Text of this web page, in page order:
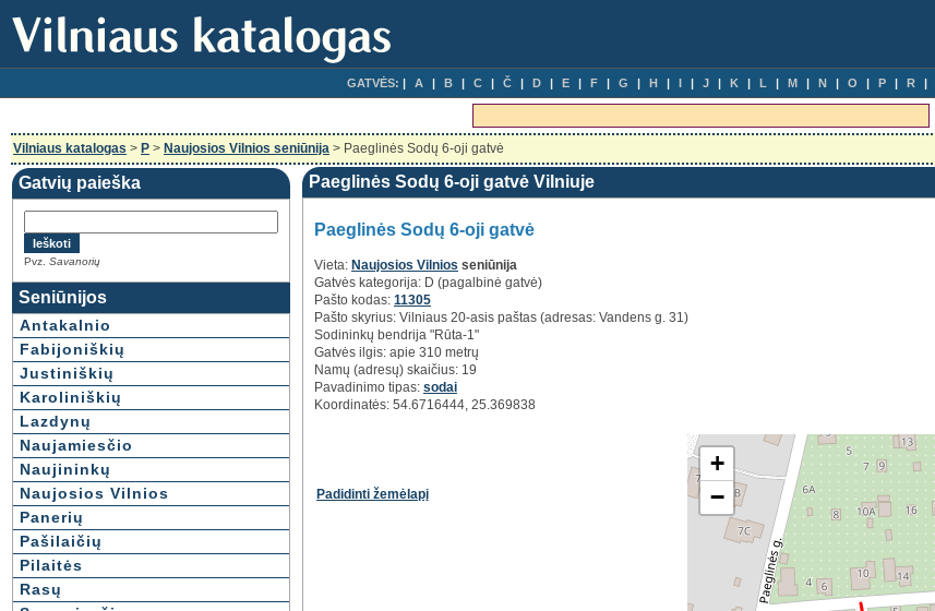
GATVĖS: A B C Č D E F G H I J K L M N O P R
Vilniaus katalogas > P > Naujosios Vilnios seniūnija > Paeglinės Sodų 6-oji gatvė
Gatvių paieška
Pvz. Savanorių
Seniūnijos
Antakalnio
Fabijoniškių
Justiniškių
Karoliniškių
Lazdynų
Naujamiesčio
Naujininkų
Naujosios Vilnios
Panerių
Pašilaičių
Pilaitės
Rasų
Paeglinės Sodų 6-oji gatvė Vilniuje
Paeglinės Sodų 6-oji gatvė
Vieta: Naujosios Vilnios seniūnija
Gatvės kategorija: D (pagalbinė gatvė)
Pašto kodas: 11305
Pašto skyrius: Vilniaus 20-asis paštas (adresas: Vandens g. 31)
Sodininkų bendrija "Rūta-1"
Gatvės ilgis: apie 310 metrų
Namų (adresų) skaičius: 19
Pavadinimo tipas: sodai
Koordinatės: 54.6716444, 25.369838
Padidinti žemėlapį
+
−